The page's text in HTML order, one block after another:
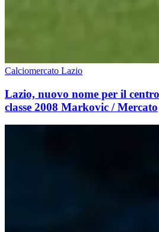
Calciomercato Lazio
Lazio, nuovo nome per il
classe 2008 Markovic / Mercato